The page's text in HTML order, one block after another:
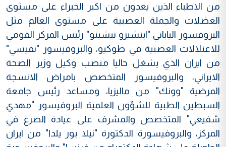
من الاطباء الذين يعدون من اكبر الخبراء على مستوى
العضلات والجملة العصبية على مستوى العالم مثل
البروفسور الياباني "ايتشيزو نيشينو" رئيس المركز القومي
للاعتلالات العصبية في طوكيو، والبروفيسور "نفيسي"
من ايران الذي يشغل حاليا منصب وكيل وزير الصحة
الايراني، والبروفيسور المتخصص بامراض الانسجة
المرضية "وونك" من ماليزيا، ومساعد رئيس جامعة
السبطين الطبية للشؤون العلمية البروفيسور "مهدي
شفيعي" المتخصص والمشرف على عيادة الصرع في
المركز، والبروفيسورة الدكتورة "نيلا بور يلدا" من ايران